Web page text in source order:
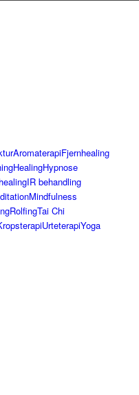
AromaterapiFjernhealing
HealingHypnose
IR behandling
Mindfulness
RolfingTai Chi
UrteterapiYoga